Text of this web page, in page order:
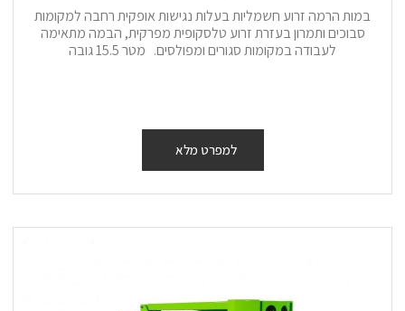
במות הרמה זרוע חשמליות בעלות נגישות אופקית רחבה למקומות
סבוכים ותמרון בעזרת זרוע טלסקופית מפרקית, הבמה מתאימה
לעבודה במקומות סגורים ומפולסים. מטר 15.5 גובה
למפרט מלא